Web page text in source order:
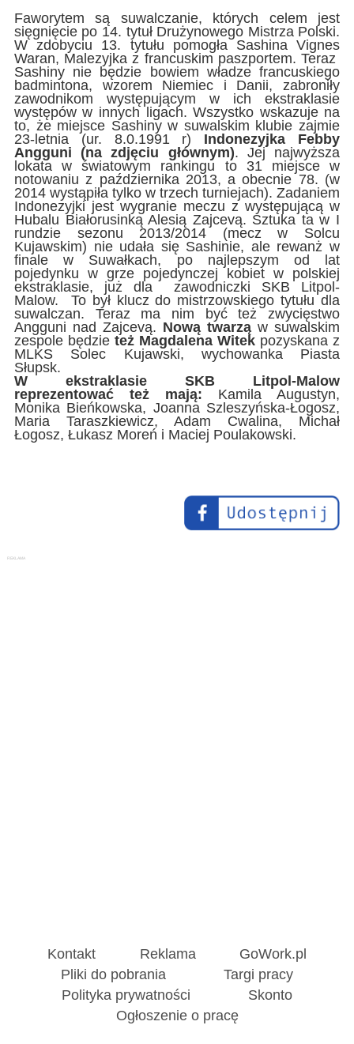
Faworytem są suwalczanie, których celem jest
sięgnięcie po 14. tytuł Drużynowego Mistrza Polski.
W zdobyciu 13. tytułu pomogła Sashina Vignes
Waran, Malezyjka z francuskim paszportem. Teraz
Sashiny nie będzie bowiem władze francuskiego
badmintona, wzorem Niemiec i Danii, zabroniły
zawodnikom występującym w ich ekstraklasie
występów w innych ligach. Wszystko wskazuje na
to, że miejsce Sashiny w suwalskim klubie zajmie
23-letnia (ur. 8.0.1991 r) Indonezyjka Febby
Angguni (na zdjęciu głównym). Jej najwyższa
lokata w światowym rankingu to 31 miejsce w
notowaniu z października 2013, a obecnie 78. (w
2014 wystąpiła tylko w trzech turniejach). Zadaniem
Indonezyjki jest wygranie meczu z występującą w
Hubalu Białorusinką Alesią Zajcevą. Sztuka ta w I
rundzie sezonu 2013/2014 (mecz w Solcu
Kujawskim) nie udała się Sashinie, ale rewanż w
finale w Suwałkach, po najlepszym od lat
pojedynku w grze pojedynczej kobiet w polskiej
ekstraklasie, już dla zawodniczki SKB Litpol-
Malow. To był klucz do mistrzowskiego tytułu dla
suwalczan. Teraz ma nim być też zwycięstwo
Angguni nad Zajcevą. Nową twarząw suwalskim
zespole będzie też Magdalena Witek pozyskana z
MLKS Solec Kujawski, wychowanka Piasta
Słupsk.
W ekstraklasie SKB Litpol-Malow
reprezentować też mają: Kamila Augustyn,
Monika Bieńkowska, Joanna Szleszyńska-Łogosz,
Maria Taraszkiewicz, Adam Cwalina, Michał
Łogosz, Łukasz Moreń i Maciej Poulakowski.
Kontakt Reklama
GoWork.pl
Pliki do pobrania
Targi pracy
Polityka prywatności
Skonto
Ogłoszenie o pracę